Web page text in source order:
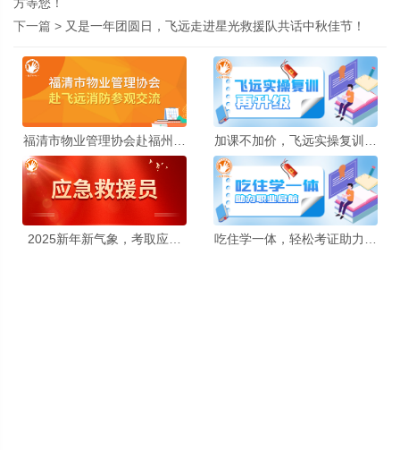
方等您！
下一篇 > 又是一年团圆日，飞远走进星光救援队共话中秋佳节！
福清市物业管理协会赴福州市
飞远消防安全职业培训学校参
观交流
加课不加价，飞远实操复训再
升级，助力学员取证！
2025新年新气象，考取应急
吃住学一体，轻松考证助力职